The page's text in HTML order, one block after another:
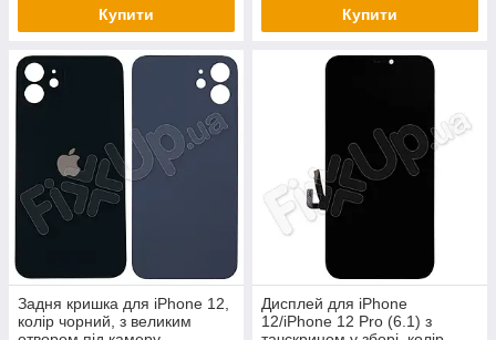
Купити Купити
Задня кришка для iPhone 12,
колір чорний, з великим
Дисплей для iPhone
12/iPhone 12 Pro (6.1) з